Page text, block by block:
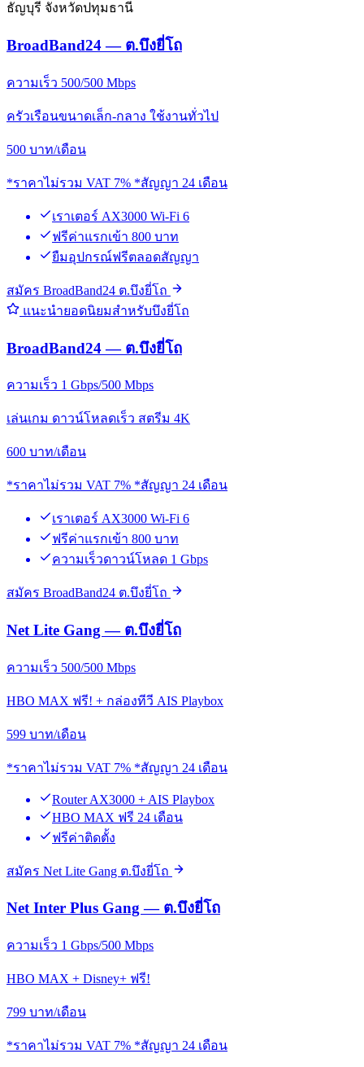
ธัญบุรี จังหวัดปทุมธานี
BroadBand24 — ต.บึงยี่โถ
ความเร็ว 500/500 Mbps
ครัวเรือนขนาดเล็ก-กลาง ใช้งานทั่วไป
500 บาท/เดือน
*ราคาไม่รวม VAT 7% *สัญญา 24 เดือน
เราเตอร์ AX3000 Wi-Fi 6
ฟรีค่าแรกเข้า 800 บาท
ยืมอุปกรณ์ฟรีตลอดสัญญา
สมัคร BroadBand24 ต.บึงยี่โถ
แนะนำยอดนิยมสำหรับบึงยี่โถ
BroadBand24 — ต.บึงยี่โถ
ความเร็ว 1 Gbps/500 Mbps
เล่นเกม ดาวน์โหลดเร็ว สตรีม 4K
600 บาท/เดือน
*ราคาไม่รวม VAT 7% *สัญญา 24 เดือน
เราเตอร์ AX3000 Wi-Fi 6
ฟรีค่าแรกเข้า 800 บาท
ความเร็วดาวน์โหลด 1 Gbps
สมัคร BroadBand24 ต.บึงยี่โถ
Net Lite Gang — ต.บึงยี่โถ
ความเร็ว 500/500 Mbps
HBO MAX ฟรี! + กล่องทีวี AIS Playbox
599 บาท/เดือน
*ราคาไม่รวม VAT 7% *สัญญา 24 เดือน
Router AX3000 + AIS Playbox
HBO MAX ฟรี 24 เดือน
ฟรีค่าติดตั้ง
สมัคร Net Lite Gang ต.บึงยี่โถ
Net Inter Plus Gang — ต.บึงยี่โถ
ความเร็ว 1 Gbps/500 Mbps
HBO MAX + Disney+ ฟรี!
799 บาท/เดือน
*ราคาไม่รวม VAT 7% *สัญญา 24 เดือน